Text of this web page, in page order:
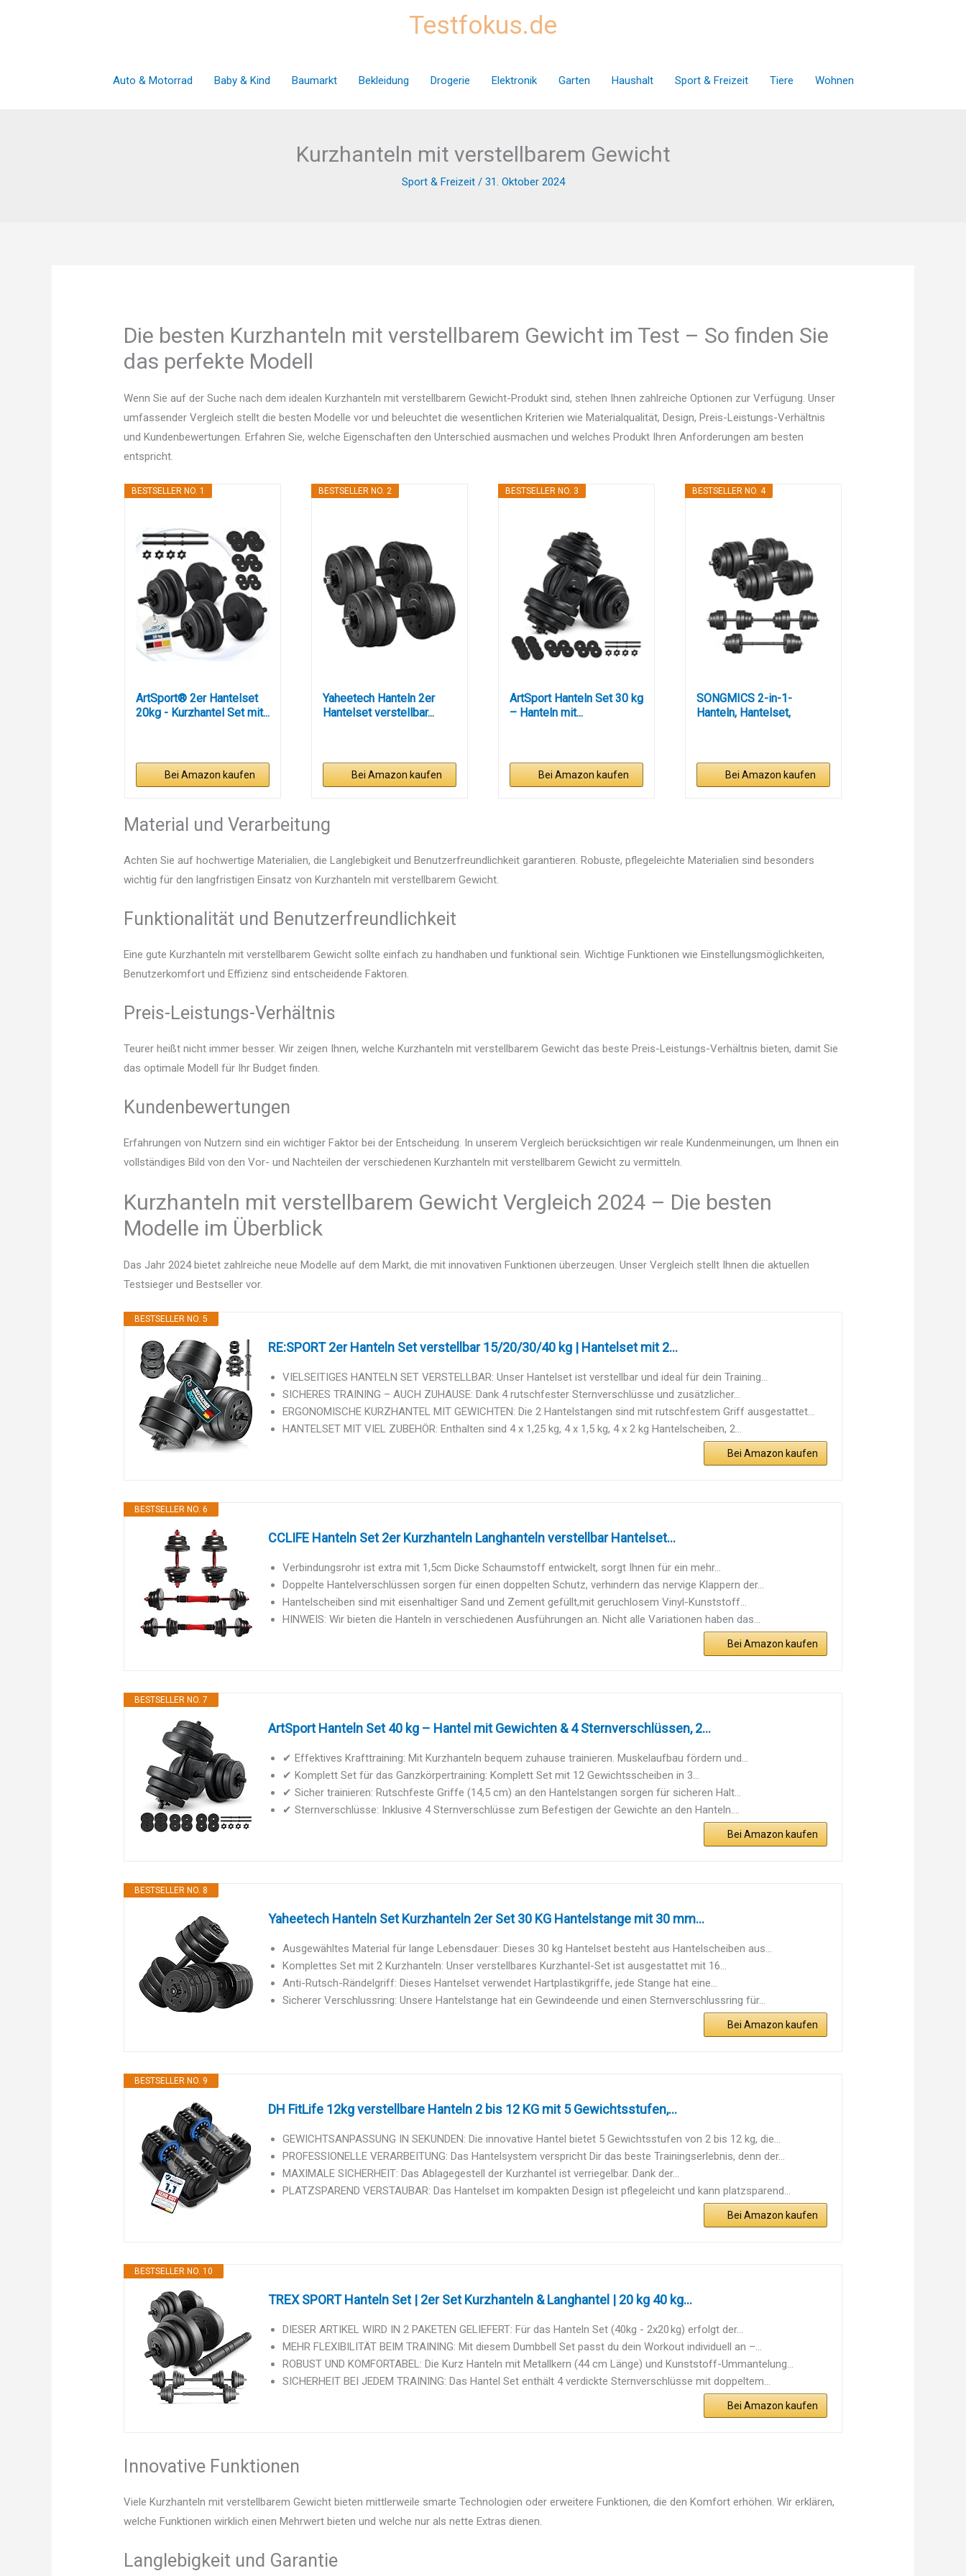
Testfokus.de
Auto & Motorrad Baby & Kind Baumarkt Bekleidung Drogerie Elektronik Garten Haushalt Sport & Freizeit Tiere Wohnen
Kurzhanteln mit verstellbarem Gewicht
Sport & Freizeit/ 31. Oktober 2024
Die besten Kurzhanteln mit verstellbarem Gewicht im Test – So finden Sie
das perfekte Modell
Wenn Sie auf der Suche nach dem idealen Kurzhanteln mit verstellbarem Gewicht-Produkt sind, stehen Ihnen zahlreiche Optionen zur Verfügung. Unser
umfassender Vergleich stellt die besten Modelle vor und beleuchtet die wesentlichen Kriterien wie Materialqualität, Design, Preis-Leistungs-Verhältnis
und Kundenbewertungen. Erfahren Sie, welche Eigenschaften den Unterschied ausmachen und welches Produkt Ihren Anforderungen am besten
entspricht.
BESTSELLER NO. 1
ArtSport® 2er Hantelset
20kg - Kurzhantel Set mit...
Bei Amazon kaufen
BESTSELLER NO. 2
Yaheetech Hanteln 2er
Hantelset verstellbar...
Bei Amazon kaufen
BESTSELLER NO. 3
ArtSport Hanteln Set 30 kg
– Hanteln mit...
Bei Amazon kaufen
BESTSELLER NO. 4
SONGMICS 2-in-1-
Hanteln, Hantelset,
Bei Amazon kaufen
Material und Verarbeitung
Achten Sie auf hochwertige Materialien, die Langlebigkeit und Benutzerfreundlichkeit garantieren. Robuste, pflegeleichte Materialien sind besonders
wichtig für den langfristigen Einsatz von Kurzhanteln mit verstellbarem Gewicht.
Funktionalität und Benutzerfreundlichkeit
Eine gute Kurzhanteln mit verstellbarem Gewicht sollte einfach zu handhaben und funktional sein. Wichtige Funktionen wie Einstellungsmöglichkeiten,
Benutzerkomfort und Effizienz sind entscheidende Faktoren.
Preis-Leistungs-Verhältnis
Teurer heißt nicht immer besser. Wir zeigen Ihnen, welche Kurzhanteln mit verstellbarem Gewicht das beste Preis-Leistungs-Verhältnis bieten, damit Sie
das optimale Modell für Ihr Budget finden.
Kundenbewertungen
Erfahrungen von Nutzern sind ein wichtiger Faktor bei der Entscheidung. In unserem Vergleich berücksichtigen wir reale Kundenmeinungen, um Ihnen ein
vollständiges Bild von den Vor- und Nachteilen der verschiedenen Kurzhanteln mit verstellbarem Gewicht zu vermitteln.
Kurzhanteln mit verstellbarem Gewicht Vergleich 2024 – Die besten
Modelle im Überblick
Das Jahr 2024 bietet zahlreiche neue Modelle auf dem Markt, die mit innovativen Funktionen überzeugen. Unser Vergleich stellt Ihnen die aktuellen
Testsieger und Bestseller vor.
BESTSELLER NO. 5
RE:SPORT 2er Hanteln Set verstellbar 15/20/30/40 kg | Hantelset mit 2...
VIELSEITIGES HANTELN SET VERSTELLBAR: Unser Hantelset ist verstellbar und ideal für dein Training...
SICHERES TRAINING – AUCH ZUHAUSE: Dank 4 rutschfester Sternverschlüsse und zusätzlicher...
ERGONOMISCHE KURZHANTEL MIT GEWICHTEN: Die 2 Hantelstangen sind mit rutschfestem Griff ausgestattet...
HANTELSET MIT VIEL ZUBEHÖR: Enthalten sind 4 x 1,25 kg, 4 x 1,5 kg, 4 x 2 kg Hantelscheiben, 2...
Bei Amazon kaufen
BESTSELLER NO. 6
CCLIFE Hanteln Set 2er Kurzhanteln Langhanteln verstellbar Hantelset...
Verbindungsrohr ist extra mit 1,5cm Dicke Schaumstoff entwickelt, sorgt Ihnen für ein mehr...
Doppelte Hantelverschlüssen sorgen für einen doppelten Schutz, verhindern das nervige Klappern der...
Hantelscheiben sind mit eisenhaltiger Sand und Zement gefüllt,mit geruchlosem Vinyl-Kunststoff...
HINWEIS: Wir bieten die Hanteln in verschiedenen Ausführungen an. Nicht alle Variationen haben das...
Bei Amazon kaufen
BESTSELLER NO. 7
ArtSport Hanteln Set 40 kg – Hantel mit Gewichten & 4 Sternverschlüssen, 2...
✔ Effektives Krafttraining: Mit Kurzhanteln bequem zuhause trainieren. Muskelaufbau fördern und...
✔ Komplett Set für das Ganzkörpertraining: Komplett Set mit 12 Gewichtsscheiben in 3...
✔ Sicher trainieren: Rutschfeste Griffe (14,5 cm) an den Hantelstangen sorgen für sicheren Halt...
✔ Sternverschlüsse: Inklusive 4 Sternverschlüsse zum Befestigen der Gewichte an den Hanteln....
Bei Amazon kaufen
BESTSELLER NO. 8
Yaheetech Hanteln Set Kurzhanteln 2er Set 30 KG Hantelstange mit 30 mm...
Ausgewähltes Material für lange Lebensdauer: Dieses 30 kg Hantelset besteht aus Hantelscheiben aus...
Komplettes Set mit 2 Kurzhanteln: Unser verstellbares Kurzhantel-Set ist ausgestattet mit 16...
Anti-Rutsch-Rändelgriff: Dieses Hantelset verwendet Hartplastikgriffe, jede Stange hat eine...
Sicherer Verschlussring: Unsere Hantelstange hat ein Gewindeende und einen Sternverschlussring für...
Bei Amazon kaufen
BESTSELLER NO. 9
DH FitLife 12kg verstellbare Hanteln 2 bis 12 KG mit 5 Gewichtsstufen,...
GEWICHTSANPASSUNG IN SEKUNDEN: Die innovative Hantel bietet 5 Gewichtsstufen von 2 bis 12 kg, die...
PROFESSIONELLE VERARBEITUNG: Das Hantelsystem verspricht Dir das beste Trainingserlebnis, denn der...
MAXIMALE SICHERHEIT: Das Ablagegestell der Kurzhantel ist verriegelbar. Dank der...
PLATZSPAREND VERSTAUBAR: Das Hantelset im kompakten Design ist pflegeleicht und kann platzsparend...
Bei Amazon kaufen
BESTSELLER NO. 10
TREX SPORT Hanteln Set | 2er Set Kurzhanteln & Langhantel | 20 kg 40 kg...
DIESER ARTIKEL WIRD IN 2 PAKETEN GELIEFERT: Für das Hanteln Set (40kg - 2x20 kg) erfolgt der...
MEHR FLEXIBILITÄT BEIM TRAINING: Mit diesem Dumbbell Set passt du dein Workout individuell an –...
ROBUST UND KOMFORTABEL: Die Kurz Hanteln mit Metallkern (44 cm Länge) und Kunststoff-Ummantelung...
SICHERHEIT BEI JEDEM TRAINING: Das Hantel Set enthält 4 verdickte Sternverschlüsse mit doppeltem...
Bei Amazon kaufen
Innovative Funktionen
Viele Kurzhanteln mit verstellbarem Gewicht bieten mittlerweile smarte Technologien oder erweitere Funktionen, die den Komfort erhöhen. Wir erklären,
welche Funktionen wirklich einen Mehrwert bieten und welche nur als nette Extras dienen.
Langlebigkeit und Garantie